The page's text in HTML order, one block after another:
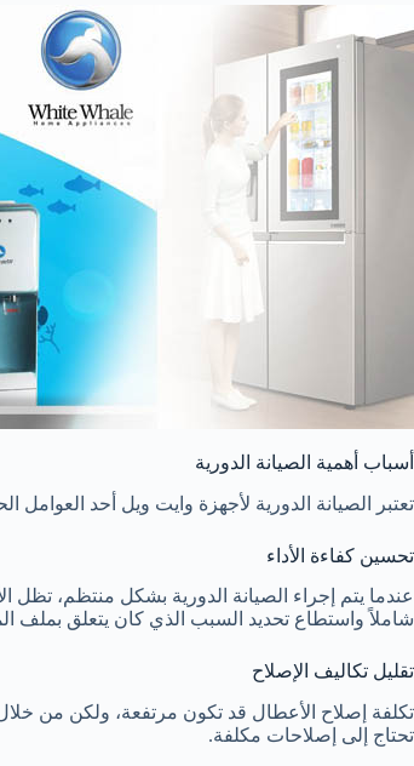
أسباب أهمية الصيانة الدورية
تعتبر الصيانة الدورية لأجهزة وايت ويل أحد
تحسين كفاءة الأداء
عندما يتم إجراء الصيانة الدورية بشكل منتظم،
شاملاً واستطاع تحديد السبب الذي كان يتعلق بملف
تقليل تكاليف الإصلاح
تكلفة إصلاح الأعطال قد تكون مرتفعة، ولكن من
تحتاج إلى إصلاحات مكلفة.